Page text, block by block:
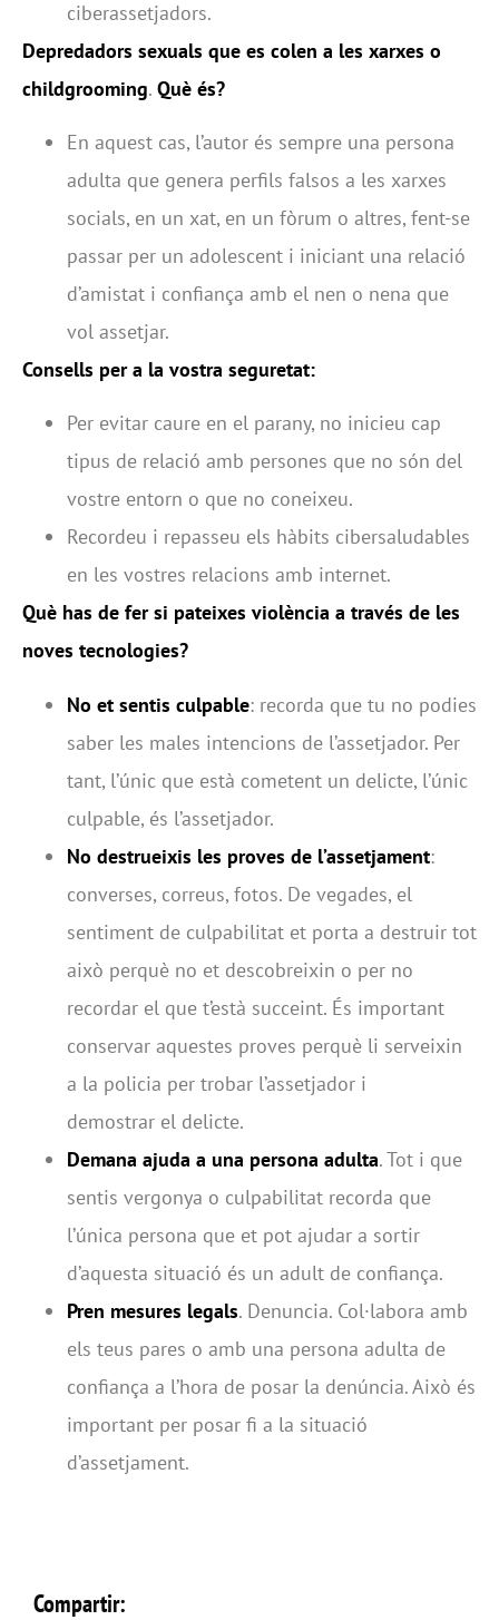
ciberassetjadors.
Depredadors sexuals que es colen a les xarxes o
childgrooming. Què és?
En aquest cas, l’autor és sempre una persona
adulta que genera perfils falsos a les xarxes
socials, en un xat, en un fòrum o altres, fent-se
passar per un adolescent i iniciant una relació
d’amistat i confiança amb el nen o nena que
vol assetjar.
Consells per a la vostra seguretat:
Per evitar caure en el parany, no inicieu cap
tipus de relació amb persones que no són del
vostre entorn o que no coneixeu.
Recordeu i repasseu els hàbits cibersaludables
en les vostres relacions amb internet.
Què has de fer si pateixes violència a través de les
noves tecnologies?
No et sentis culpable: recorda que tu no podies
saber les males intencions de l’assetjador. Per
tant, l’únic que està cometent un delicte, l’únic
culpable, és l’assetjador.
No destrueixis les proves de l’assetjament:
converses, correus, fotos. De vegades, el
sentiment de culpabilitat et porta a destruir tot
això perquè no et descobreixin o per no
recordar el que t’està succeint. És important
conservar aquestes proves perquè li serveixin
a la policia per trobar l’assetjador i
demostrar el delicte.
Demana ajuda a una persona adulta. Tot i que
sentis vergonya o culpabilitat recorda que
l’única persona que et pot ajudar a sortir
d’aquesta situació és un adult de confiança.
Pren mesures legals. Denuncia. Col·labora amb
els teus pares o amb una persona adulta de
confiança a l’hora de posar la denúncia. Això és
important per posar fi a la situació
d’assetjament.
Compartir: